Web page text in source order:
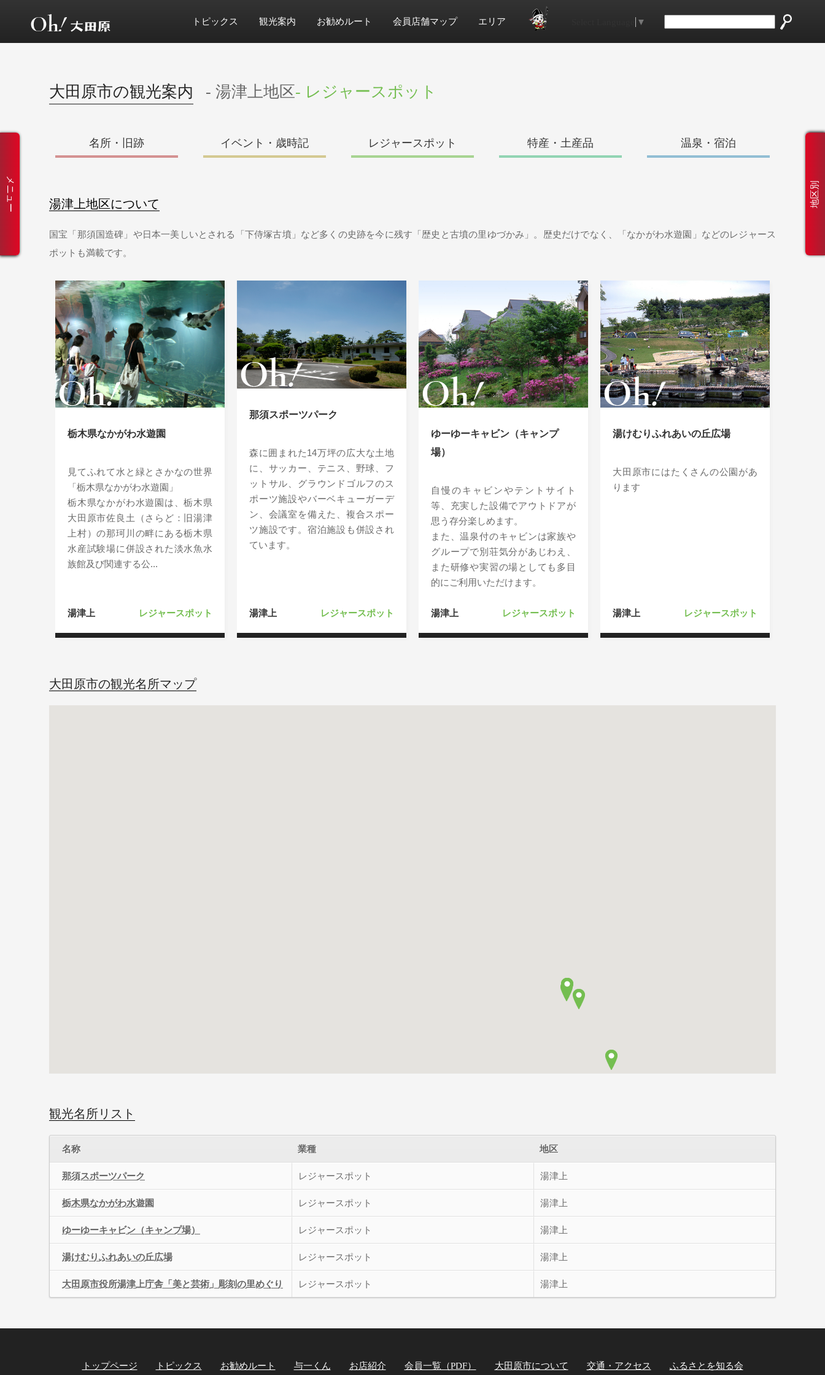
トピックス 観光案内 お勧めルート 会員店舗マップ エリア ▼
メニュー 地区別
大田原市の観光案内 - 湯津上地区- レジャースポット
名所・旧跡 イベント・歳時記 レジャースポット 特産・土産品 温泉・宿泊
湯津上地区について
国宝「那須国造碑」や日本一美しいとされる「下侍塚古墳」など多くの史跡を今に残す「歴史と古墳の里ゆづかみ」。歴史だけでなく、「なかがわ水遊園」などのレジャース
ポットも満載です。
栃木県なかがわ水遊園
見てふれて水と緑とさかなの世界
「栃木県なかがわ水遊園」
栃木県なかがわ水遊園は、栃木県
大田原市佐良土（さらど：旧湯津
上村）の那珂川の畔にある栃木県
水産試験場に併設された淡水魚水
族館及び関連する公...
湯津上 レジャースポット
那須スポーツパーク
森に囲まれた14万坪の広大な土地
に、サッカー、テニス、野球、フ
ットサル、グラウンドゴルフのス
ポーツ施設やバーベキューガーデ
ン、会議室を備えた、複合スポー
ツ施設です。宿泊施設も併設され
ています。
湯津上 レジャースポット
ゆーゆーキャビン（キャンプ
場）
自慢のキャビンやテントサイト
等、充実した設備でアウトドアが
思う存分楽しめます。
また、温泉付のキャビンは家族や
グループで別荘気分があじわえ、
また研修や実習の場としても多目
的にご利用いただけます。
湯津上 レジャースポット
湯けむりふれあいの丘広場
大田原市にはたくさんの公園があ
ります
湯津上 レジャースポット
大田原市の観光名所マップ
観光名所リスト
名称 業種 地区
那須スポーツパーク レジャースポット 湯津上
栃木県なかがわ水遊園 レジャースポット 湯津上
ゆーゆーキャビン（キャンプ場） レジャースポット 湯津上
湯けむりふれあいの丘広場 レジャースポット 湯津上
大田原市役所湯津上庁舎「美と芸術」彫刻の里めぐり レジャースポット 湯津上
トップページ トピックス お勧めルート 与一くん お店紹介 会員一覧（PDF） 大田原市について 交通・アクセス ふるさとを知る会